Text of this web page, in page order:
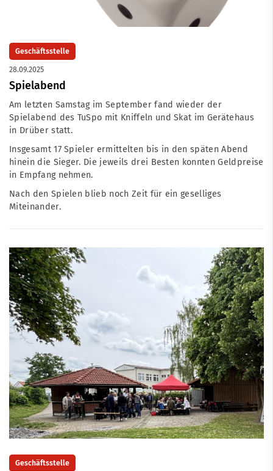
Geschäftsstelle
28.09.2025
Spielabend
Am letzten Samstag im September fand wieder der
Spielabend des TuSpo mit Kniffeln und Skat im Gerätehaus
in Drüber statt.
Insgesamt 17 Spieler ermittelten bis in den späten Abend
hinein die Sieger. Die jeweils drei Besten konnten Geldpreise
in Empfang nehmen.
Nach den Spielen blieb noch Zeit für ein geselliges
Miteinander.
Geschäftsstelle